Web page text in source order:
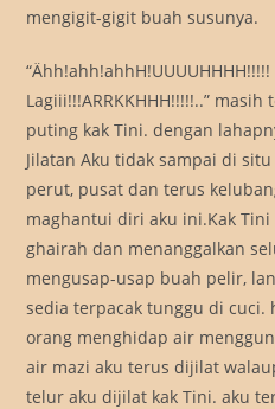
mengigit-gigit buah susunya.
Lagiii!!!ARRKKHHH!!!!!..”
puting kak Tini. dengan
Jilatan Aku tidak sampai di
perut, pusat dan terus
maghantui diri aku ini.Kak
ghairah dan menanggalkan
mengusap-usap buah pelir,
sedia terpacak tunggu di cuci.
orang menghidap air
air mazi aku terus dijilat
telur aku dijilat kak Tini. aku